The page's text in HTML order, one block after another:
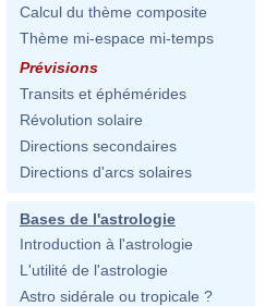
Calcul du thème composite
Thème mi-espace mi-temps
Prévisions
Transits et éphémérides
Révolution solaire
Directions secondaires
Directions d'arcs solaires
Bases de l'astrologie
Introduction à l'astrologie
L'utilité de l'astrologie
Astro sidérale ou tropicale ?